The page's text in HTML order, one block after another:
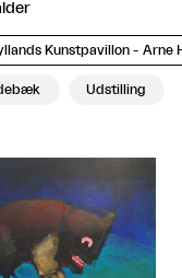
Kunstpavillon - Arne
Udstilling